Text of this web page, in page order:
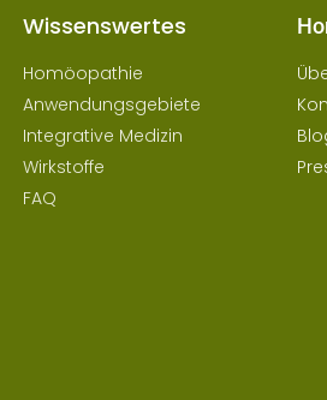
Wissenswertes
Homöopathie
Anwendungsgebiete
Integrative Medizin
Wirkstoffe
FAQ